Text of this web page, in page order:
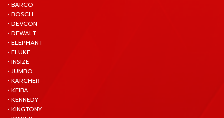
• BARCO
• BOSCH
• DEVCON
• DEWALT
• ELEPHANT
• FLUKE
• INSIZE
• JUMBO
• KARCHER
• KEIBA
• KENNEDY
• KINGTONY